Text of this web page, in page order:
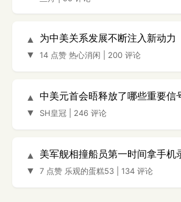
▲
▼
为中美关系发展不断注入新动力
14 点赞 热心消闲 200 评论
▲
▼
中美元首会晤释放了哪些重要信
SH皇冠 246 评论
▲
▼
美军舰相撞船员第一时间拿手机
7 点赞 乐观的蛋糕53 134 评论